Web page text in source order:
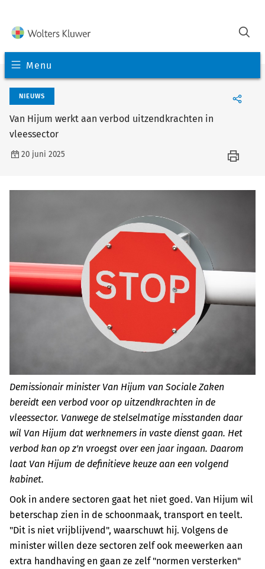
Menu
NIEUWS
Van Hijum werkt aan verbod uitzendkrachten in
vleessector
20 juni 2025
Demissionair minister Van Hijum van Sociale Zaken
bereidt een verbod voor op uitzendkrachten in de
vleessector. Vanwege de stelselmatige misstanden daar
wil Van Hijum dat werknemers in vaste dienst gaan. Het
verbod kan op z'n vroegst over een jaar ingaan. Daarom
laat Van Hijum de definitieve keuze aan een volgend
kabinet.
Ook in andere sectoren gaat het niet goed. Van Hijum wil
beterschap zien in de schoonmaak, transport en teelt.
"Dit is niet vrijblijvend", waarschuwt hij. Volgens de
minister willen deze sectoren zelf ook meewerken aan
extra handhaving en gaan ze zelf "normen versterken"